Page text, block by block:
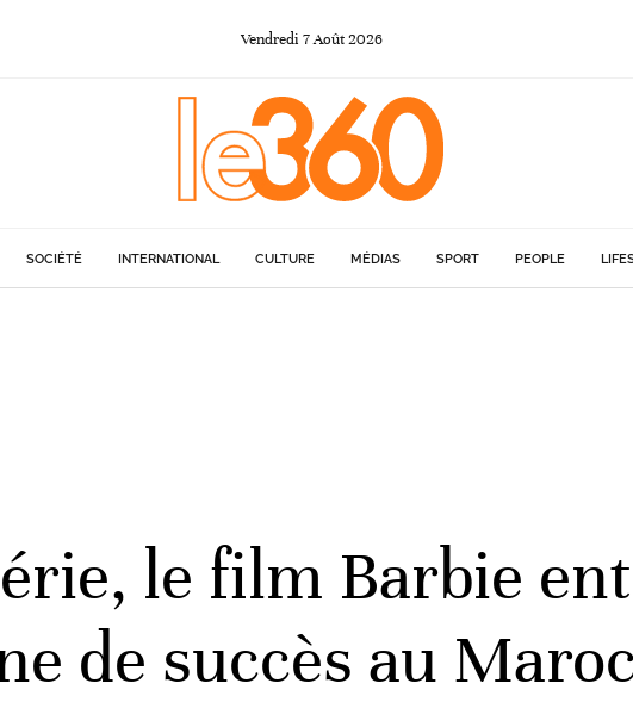
Vendredi 7Août 2026
SOCIÉTÉ INTERNATIONAL CULTURE MÉDIAS SPORT PEOPLE
le film Barbie
de succès au